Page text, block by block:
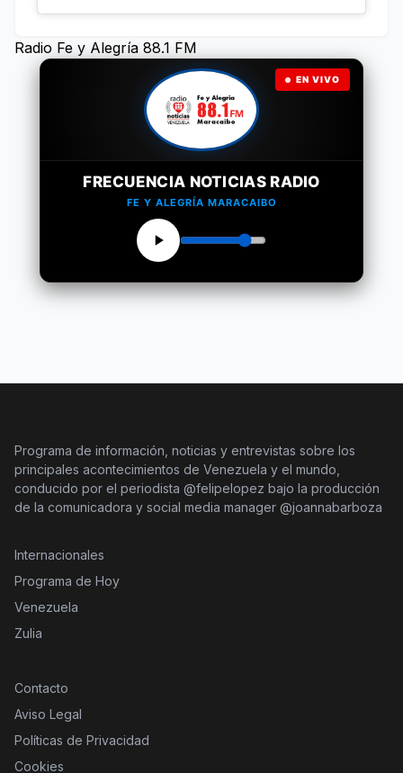
Radio Fe y Alegría 88.1 FM
EN VIVO
FRECUENCIA NOTICIAS RADIO
FE Y ALEGRÍA MARACAIBO
Programa de información, noticias y entrevistas sobre los
principales acontecimientos de Venezuela y el mundo,
conducido por el periodista @felipelopez bajo la producción
de la comunicadora y social media manager @joannabarboza
Internacionales
Programa de Hoy
Venezuela
Zulia
Contacto
Aviso Legal
Políticas de Privacidad
Cookies